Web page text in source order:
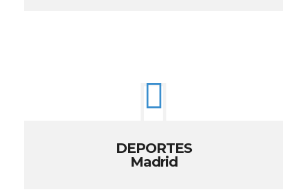
DEPORTES
Madrid